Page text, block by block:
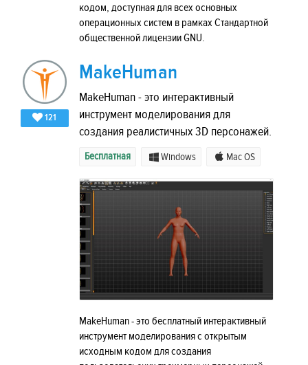
кодом, доступная для всех основных
операционных систем в рамках Стандартной
общественной лицензии GNU.
121
MakeHuman
MakeHuman - это интерактивный
инструмент моделирования для
создания реалистичных 3D персонажей.
Бесплатная Windows Mac OS
MakeHuman - это бесплатный интерактивный
инструмент моделирования с открытым
исходным кодом для создания